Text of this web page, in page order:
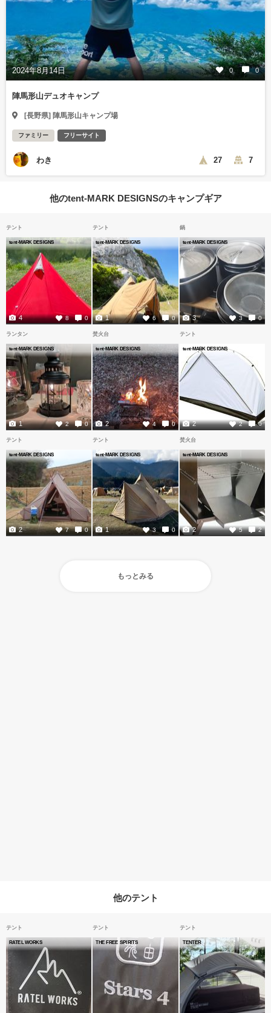
2024年8月14日 0 0
陣馬形山デュオキャンプ
[長野県] 陣馬形山キャンプ場
ファミリー フリーサイト
わき 27 7
他のtent-MARK DESIGNSのキャンプギア
テント
tent-MARK DESIGNS
8 0
4
テント
tent-MARK DESIGNS
6 0
1
鍋
tent-MARK DESIGNS
3 0
3
ランタン
tent-MARK DESIGNS
2 0
1
焚火台
tent-MARK DESIGNS
4 0
2
テント
tent-MARK DESIGNS
2 0
2
テント
tent-MARK DESIGNS
7 0
2
テント
tent-MARK DESIGNS
3 0
1
焚火台
tent-MARK DESIGNS
5 2
2
もっとみる
他のテント
テント
RATEL WORKS
テント
THE FREE SPIRITS
テント
TENTER